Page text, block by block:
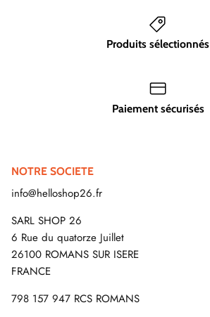
Produits sélectionnés
Paiement sécurisés
NOTRE SOCIETE
info@helloshop26.fr
SARL SHOP 26
6 Rue du quatorze Juillet
26100 ROMANS SUR ISERE
FRANCE
798 157 947 RCS ROMANS